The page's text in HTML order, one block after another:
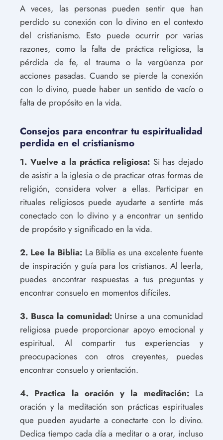
A veces, las personas pueden sentir que han
perdido su conexión con lo divino en el contexto
del cristianismo. Esto puede ocurrir por varias
razones, como la falta de práctica religiosa, la
pérdida de fe, el trauma o la vergüenza por
acciones pasadas. Cuando se pierde la conexión
con lo divino, puede haber un sentido de vacío o
falta de propósito en la vida.
Consejos para encontrar tu espiritualidad
perdida en el cristianismo
1. Vuelve a la práctica religiosa: Si has dejado
de asistir a la iglesia o de practicar otras formas de
religión, considera volver a ellas. Participar en
rituales religiosos puede ayudarte a sentirte más
conectado con lo divino y a encontrar un sentido
de propósito y significado en la vida.
2. Lee la Biblia: La Biblia es una excelente fuente
de inspiración y guía para los cristianos. Al leerla,
puedes encontrar respuestas a tus preguntas y
encontrar consuelo en momentos difíciles.
3. Busca la comunidad:Unirse a una comunidad
religiosa puede proporcionar apoyo emocional y
espiritual. Al compartir tus experiencias y
preocupaciones con otros creyentes, puedes
encontrar consuelo y orientación.
4. Practica la oración y la meditación:La
oración y la meditación son prácticas espirituales
que pueden ayudarte a conectarte con lo divino.
Dedica tiempo cada día a meditar o a orar, incluso